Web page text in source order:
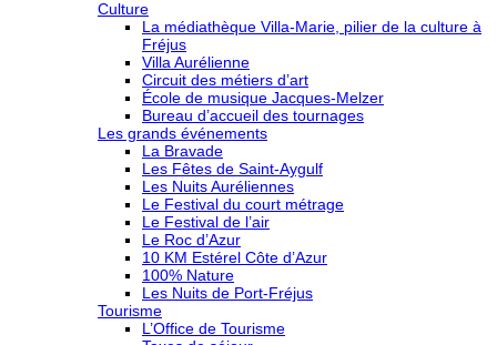
Culture
La médiathèque Villa-Marie, pilier de la culture à
Fréjus
Villa Aurélienne
Circuit des métiers d’art
École de musique Jacques-Melzer
Bureau d’accueil des tournages
Les grands événements
La Bravade
Les Fêtes de Saint-Aygulf
Les Nuits Auréliennes
Le Festival du court métrage
Le Festival de l’air
Le Roc d’Azur
10 KM Estérel Côte d’Azur
100% Nature
Les Nuits de Port-Fréjus
Tourisme
L’Office de Tourisme